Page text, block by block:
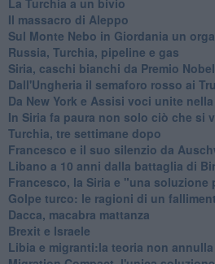
Il massacro di Aleppo
Sul Monte Nebo in Giordania un
Russia, Turchia, pipeline e gas
Siria, caschi bianchi da Premio Nobel
Dall'Ungheria il semaforo rosso ai
Da New York e Assisi voci unite
In Siria fa paura non solo ciò che si
Turchia, tre settimane dopo
Francesco e il suo silenzio da
Libano a 10 anni dalla battaglia di
Francesco, la Siria e "una soluzione
Golpe turco: le ragioni di un
Dacca, macabra mattanza
Brexit e Israele
Libia e migranti:la teoria non